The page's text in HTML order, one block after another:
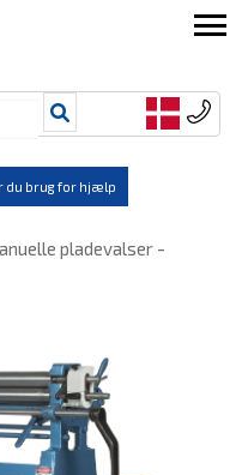
du brug for hjælp
pladevalser -